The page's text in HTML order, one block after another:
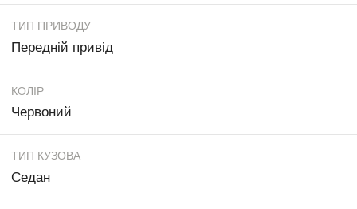
ТИП ПРИВОДУ
Передній привід
КОЛІР
Червоний
ТИП КУЗОВА
Седан